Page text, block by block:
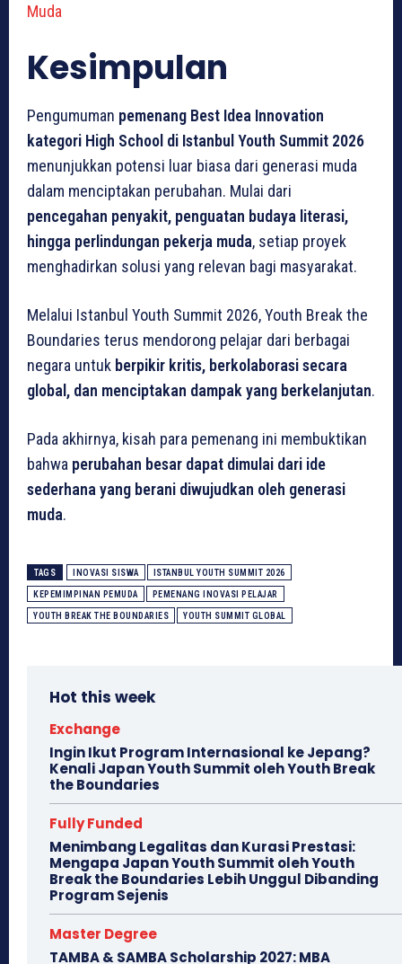
Muda
Kesimpulan
Pengumuman pemenang Best Idea Innovation
kategori High School di Istanbul Youth Summit 2026
menunjukkan potensi luar biasa dari generasi muda
dalam menciptakan perubahan. Mulai dari
pencegahan penyakit, penguatan budaya literasi,
hingga perlindungan pekerja muda, setiap proyek
menghadirkan solusi yang relevan bagi masyarakat.
Melalui Istanbul Youth Summit 2026, Youth Break the
Boundaries terus mendorong pelajar dari berbagai
negara untuk berpikir kritis, berkolaborasi secara
global, dan menciptakan dampak yang berkelanjutan.
Pada akhirnya, kisah para pemenang ini membuktikan
bahwa perubahan besar dapat dimulai dari ide
sederhana yang berani diwujudkan oleh generasi
muda.
TAGS INOVASI SISWA ISTANBUL YOUTH SUMMIT 2026
KEPEMIMPINAN PEMUDA PEMENANG INOVASI PELAJAR
YOUTH BREAK THE BOUNDARIES YOUTH SUMMIT GLOBAL
Hot this week
Exchange
Ingin Ikut Program Internasional ke Jepang?
Kenali Japan Youth Summit oleh Youth Break
the Boundaries
Fully Funded
Menimbang Legalitas dan Kurasi Prestasi:
Mengapa Japan Youth Summit oleh Youth
Break the Boundaries Lebih Unggul Dibanding
Program Sejenis
Master Degree
TAMBA & SAMBA Scholarship 2027: MBA